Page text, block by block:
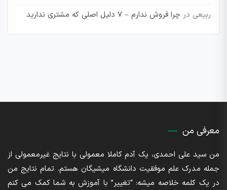
ربیعی در چرا فروش ندارم – 7 دلیل اصلی که مشتری ندارید
معرفی من
من سید علی احمدی، یک آدم کاملا معمولی با نتایج غیرمعمولی از
جمله مدرک علم موفقیت دانشگاه میشیگان هستم. تمام نتایج من
در یک کلمه خلاصه میشه: “تغییر” با آموزش به شما کمک می کنم